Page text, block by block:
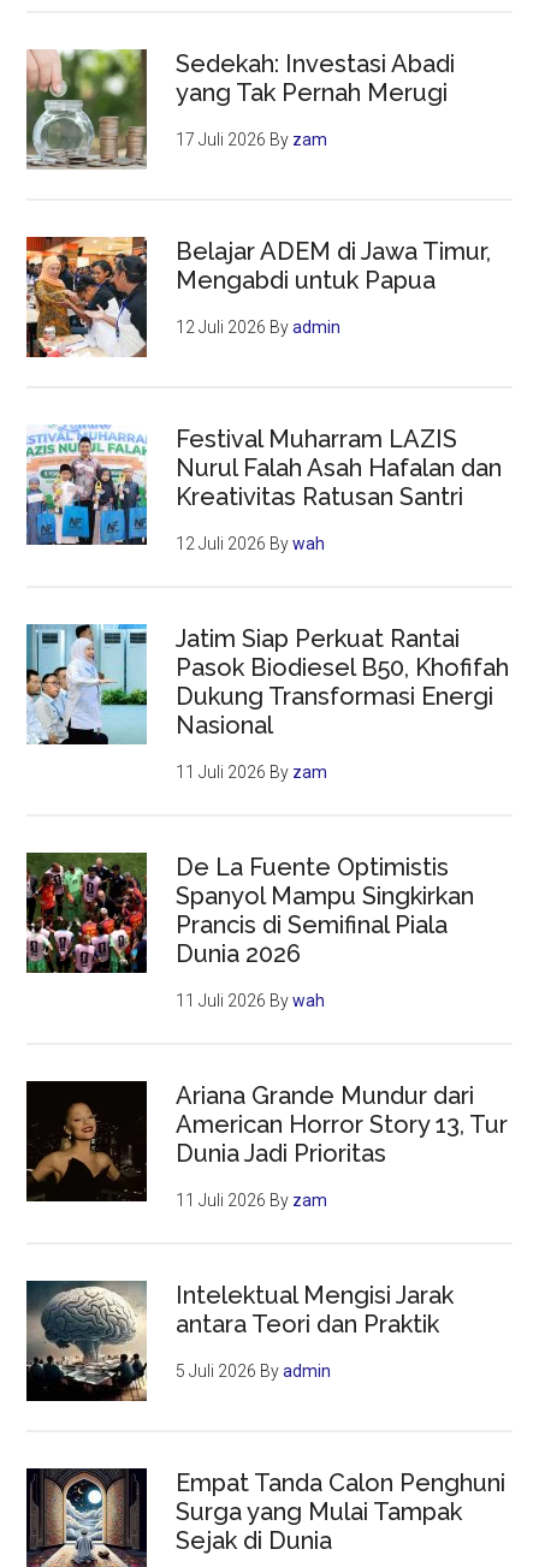
Sedekah: Investasi Abadi
yang Tak Pernah Merugi
17 Juli 2026 By zam
Belajar ADEM di Jawa Timur,
Mengabdi untuk Papua
12 Juli 2026 Byadmin
Festival Muharram LAZIS
Nurul Falah Asah Hafalan dan
Kreativitas Ratusan Santri
12 Juli 2026 Bywah
Jatim Siap Perkuat Rantai
Pasok Biodiesel B50, Khofifah
Dukung Transformasi Energi
Nasional
11 Juli 2026 By zam
De La Fuente Optimistis
Spanyol Mampu Singkirkan
Prancis di Semifinal Piala
Dunia 2026
11 Juli 2026 Bywah
Ariana Grande Mundur dari
American Horror Story 13, Tur
Dunia Jadi Prioritas
11 Juli 2026 By zam
Intelektual Mengisi Jarak
antara Teori dan Praktik
5 Juli 2026 Byadmin
Empat Tanda Calon Penghuni
Surga yang Mulai Tampak
Sejak di Dunia